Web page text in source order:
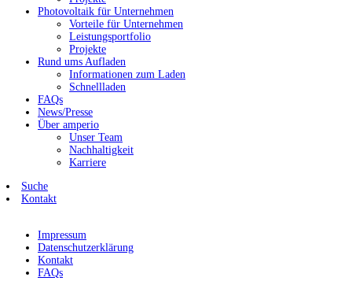
Photovoltaik für Unternehmen
Vorteile für Unternehmen
Leistungsportfolio
Projekte
Rund ums Aufladen
Informationen zum Laden
Schnellladen
FAQs
News/Presse
Über amperio
Unser Team
Nachhaltigkeit
Karriere
Suche
Kontakt
Impressum
Datenschutzerklärung
Kontakt
FAQs